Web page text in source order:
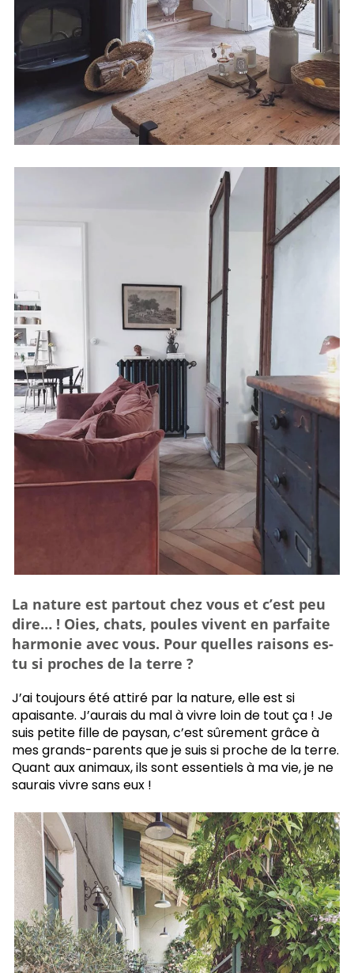
La nature est partout chez vous et c’est peu
dire… ! Oies, chats, poules vivent en parfaite
harmonie avec vous. Pour quelles raisons es-
tu si proches de la terre ?
J’ai toujours été attiré par la nature, elle est si
apaisante. J’aurais du mal à vivre loin de tout ça ! Je
suis petite fille de paysan, c’est sûrement grâce à
mes grands-parents que je suis si proche de la terre.
Quant aux animaux, ils sont essentiels à ma vie, je ne
saurais vivre sans eux !